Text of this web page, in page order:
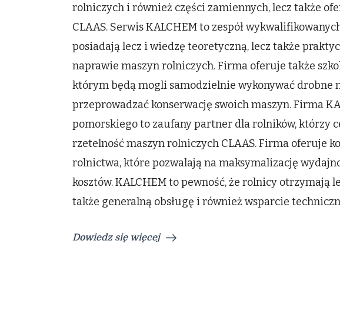
rolniczych i również części zamiennych, lecz także
CLAAS. Serwis KALCHEM to zespół
posiadają lecz i wiedzę teoretyczną, lecz także
naprawie maszyn rolniczych. Firma oferuje także
którym będą mogli samodzielnie wykonywać drobne
przeprowadzać konserwację swoich maszyn. Firma
pomorskiego to zaufany partner dla rolników, którzy
rzetelność maszyn rolniczych CLAAS. Firma oferuje
rolnictwa, które pozwalają na maksymalizację
kosztów. KALCHEM to pewność, że rolnicy otrzymają
także generalną obsługę i również wsparcie
Dowiedz się więcej